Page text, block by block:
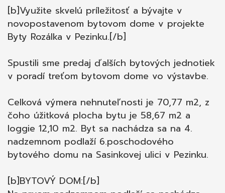
nadzemnom podlaží. Možnosť pripojenia na
optický kábel internetu (ORANGE, SWAN).
https://www.bytyrozalka.sk/byty?bytu=414
Sasinkovej ulici v novovybudovanej štvrti, na
sídlisku Sever. Ponúka skvelé spojenie
krásnom prostredí vinohradov, ale pritom na
mieste s plnou občianskou vybavenosťou v
pešej dostupnosti. Ponúka skvelé možnosti
turistiky, cykloturistiky, alebo len príjemných
prechádzok vinohradmi či lesmi Malých Karpát
doslova za dverami Vášho bytu. Školy, škôlky,
obchody, pošta, kúpalisko, zimný štadión,
[b]Využite skvelú príležitosť a bývajte v
novopostavenom bytovom dome v projekte
Byty Rozálka v Pezinku.[/b]
Spustili sme predaj ďalších bytových jednotiek
v poradí treťom bytovom dome vo výstavbe.
Celková výmera nehnuteľnosti je 70,77 m2, z
čoho úžitková plocha bytu je 58,67 m2 a
loggie 12,10 m2. Byt sa nachádza sa na 4.
nadzemnom podlaží 6.poschodového
bytového domu na Sasinkovej ulici v Pezinku.
[b]BYTOVÝ DOM:[/b]